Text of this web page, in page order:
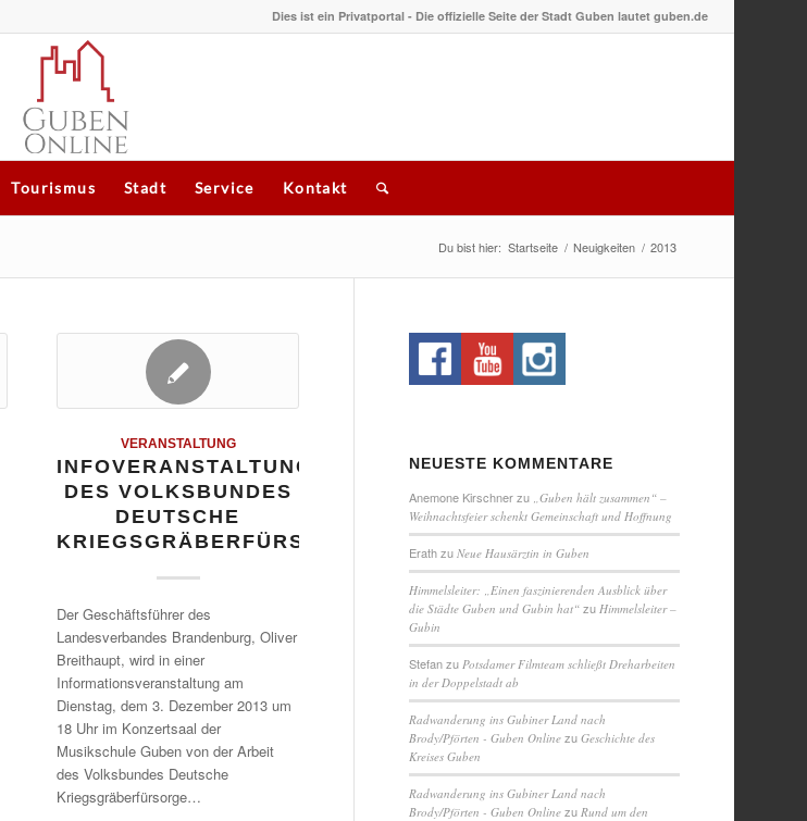
Dies ist ein Privatportal - Die offizielle Seite der Stadt Guben lautet guben.de
Tourismus Stadt Service Kontakt
Du bist hier: Startseite / Neuigkeiten / 2013
VERANSTALTUNG
INFOVERANSTALTUNG
DES VOLKSBUNDES
DEUTSCHE
KRIEGSGRÄBERFÜRSORGE
Der Geschäftsführer des
Landesverbandes Brandenburg, Oliver
Breithaupt, wird in einer
Informationsveranstaltung am
Dienstag, dem 3. Dezember 2013 um
18 Uhr im Konzertsaal der
Musikschule Guben von der Arbeit
des Volksbundes Deutsche
Kriegsgräberfürsorge…
NEUESTE KOMMENTARE
Anemone Kirschnerzu „Guben hält zusammen“ –
Weihnachtsfeier schenkt Gemeinschaft und Hoffnung
ErathzuNeue Hausärztin in Guben
Himmelsleiter: „Einen faszinierenden Ausblick über
die Städte Guben und Gubin hat“ zu Himmelsleiter –
Gubin
Stefanzu Potsdamer Filmteam schließt Dreharbeiten
in der Doppelstadt ab
Radwanderung ins Gubiner Land nach
Brody/Pförten - Guben Online zuGeschichte des
Kreises Guben
Radwanderung ins Gubiner Land nach
Brody/Pförten - Guben Online zu Rund um den